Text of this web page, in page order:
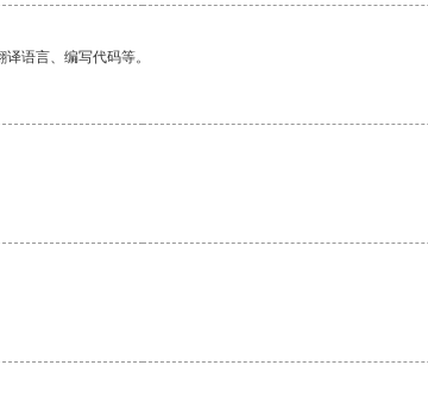
语言、编写代码等。